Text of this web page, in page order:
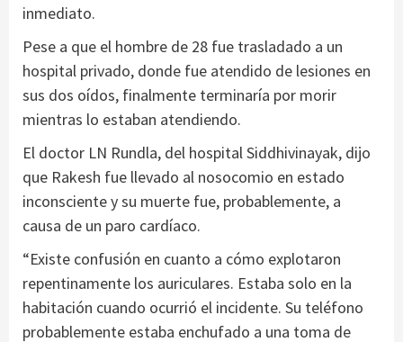
inmediato.
Pese a que el hombre de 28 fue trasladado a un
hospital privado, donde fue atendido de lesiones en
sus dos oídos, finalmente terminaría por morir
mientras lo estaban atendiendo.
El doctor LN Rundla, del hospital Siddhivinayak, dijo
que Rakesh fue llevado al nosocomio en estado
inconsciente y su muerte fue, probablemente, a
causa de un paro cardíaco.
“Existe confusión en cuanto a cómo explotaron
repentinamente los auriculares. Estaba solo en la
habitación cuando ocurrió el incidente. Su teléfono
probablemente estaba enchufado a una toma de